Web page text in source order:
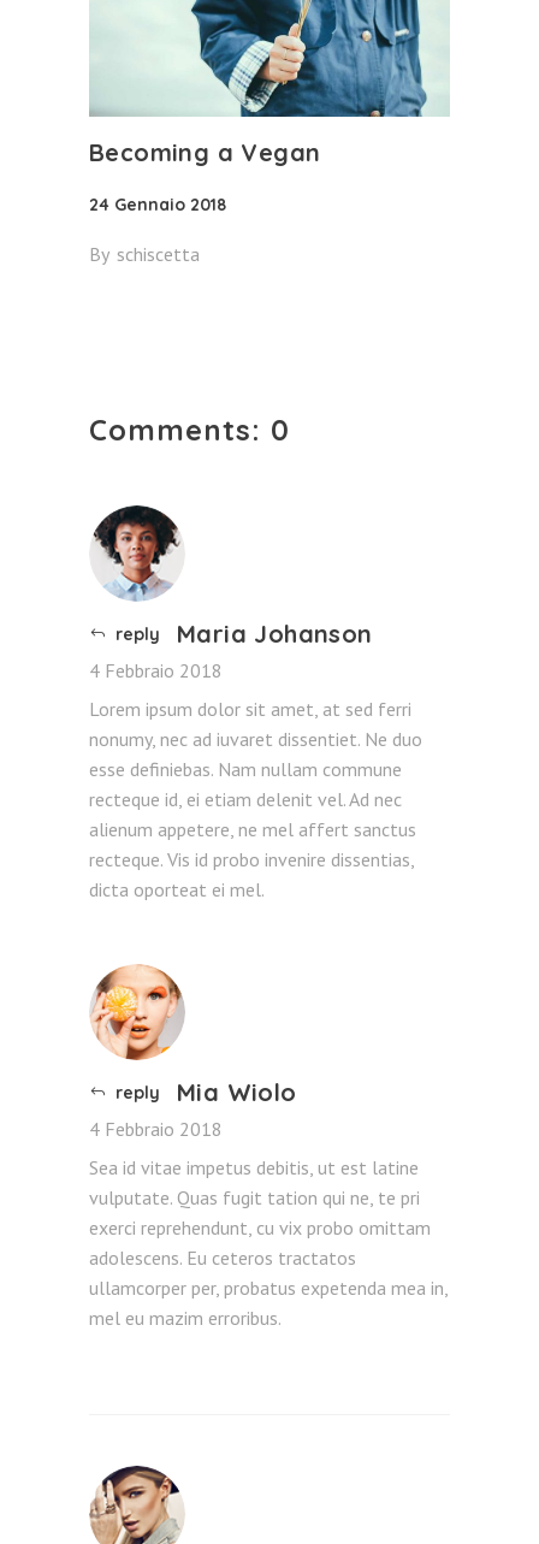
Becoming a Vegan
24 Gennaio 2018
By schiscetta
Comments: 0
reply Maria Johanson
4 Febbraio 2018
Lorem ipsum dolor sit amet, at sed ferri
nonumy, nec ad iuvaret dissentiet. Ne duo
esse definiebas. Nam nullam commune
recteque id, ei etiam delenit vel. Ad nec
alienum appetere, ne mel affert sanctus
recteque. Vis id probo invenire dissentias,
dicta oporteat ei mel.
reply Mia Wiolo
4 Febbraio 2018
Sea id vitae impetus debitis, ut est latine
vulputate. Quas fugit tation qui ne, te pri
exerci reprehendunt, cu vix probo omittam
adolescens. Eu ceteros tractatos
ullamcorper per, probatus expetenda mea in,
mel eu mazim erroribus.